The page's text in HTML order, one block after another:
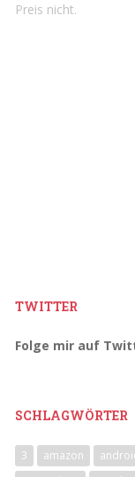
Preis nicht.
TWITTER
Folge mir auf
SCHLAGWÖRTER
3 amazon